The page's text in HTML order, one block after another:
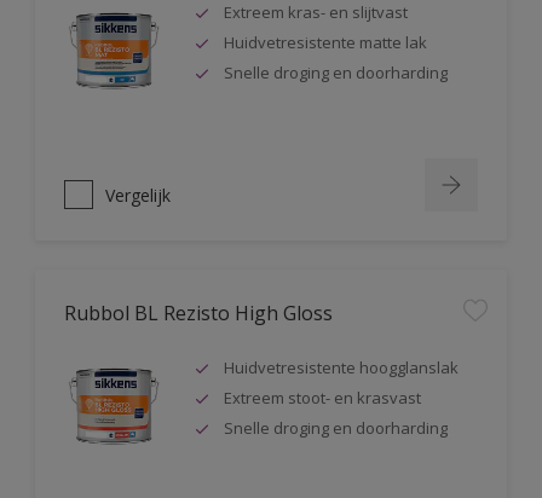
Extreem kras- en slijtvast
Huidvetresistente matte lak
Snelle droging en doorharding
Vergelijk
Rubbol BL Rezisto High Gloss
Huidvetresistente hoogglanslak
Extreem stoot- en krasvast
Snelle droging en doorharding